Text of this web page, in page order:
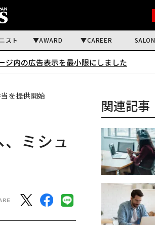
スト AWARD CAREER SALON
ジ内の広告表示を最小限にしました
を提供開始
ミシュ
関連記事